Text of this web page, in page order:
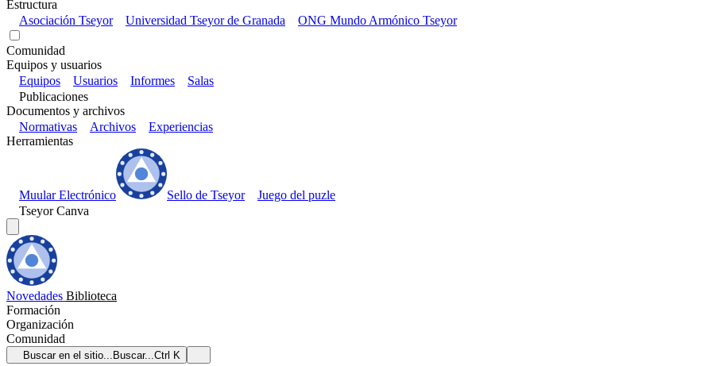
Estructura
Asociación Tseyor
Universidad Tseyor de Granada ONG Mundo Armónico Tseyor
Comunidad
Equipos y usuarios
Equipos
Usuarios Informes
Salas
Publicaciones
Documentos y archivos
Normativas
Archivos
Experiencias
Herramientas
Muular Electrónico Sello de Tseyor
Juego del puzle
Tseyor Canva
Novedades Biblioteca
Formación
Organización
Comunidad
Buscar en el sitio... Buscar...Ctrl K